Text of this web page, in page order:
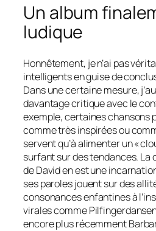
Un album
ludique
Honnêtement, je n’ai pas
intelligents en guise de
Dans une certaine mesure,
davantage critique avec le
exemple, certaines chansons
comme très inspirées ou
servent qu’à alimenter un «
surfant sur des tendances. La
de David en est une
ses paroles jouent sur des
consonances enfantines à
virales comme
encore plus récemment